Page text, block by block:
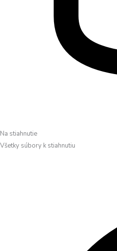
Na stiahnutie
Všetky súbory k stiahnutiu